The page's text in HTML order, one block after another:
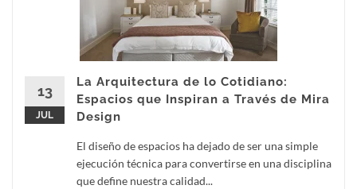
13
JUL
La Arquitectura de lo Cotidiano:
Espacios que Inspiran a Través de Mira
Design
El diseño de espacios ha dejado de ser una simple
ejecución técnica para convertirse en una disciplina
que define nuestra calidad...